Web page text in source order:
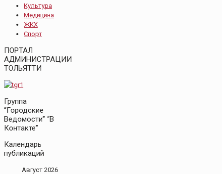
Культура
Медицина
ЖКХ
Спорт
ПОРТАЛ
АДМИНИСТРАЦИИ
ТОЛЬЯТТИ
Группа
“Городские
Ведомости” “В
Контакте”
Календарь
публикаций
Август 2026